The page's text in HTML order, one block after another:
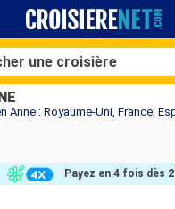
Payez en 4 fois dès
une croisière